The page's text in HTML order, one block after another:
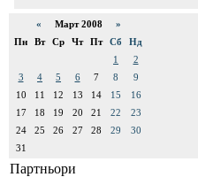
« Март 2008 »
Пн
Вт Ср Чт Пт Сб
Нд
1
2
3
4 5 6 7 8
9
10
11 12 13 14 15
16
17
18 19 20 21 22
23
24
25 26 27 28 29
30
31
Партньори